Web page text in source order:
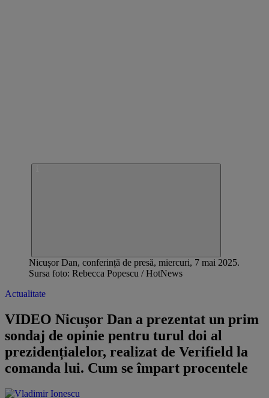
Nicușor Dan, conferință de presă, miercuri, 7 mai 2025.
Sursa foto: Rebecca Popescu / HotNews
Actualitate
VIDEO Nicușor Dan a prezentat un prim
sondaj de opinie pentru turul doi al
prezidențialelor, realizat de Verifield la
comanda lui. Cum se împart procentele